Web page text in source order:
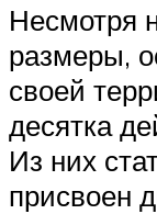
Несмотря
размеры,
своей
десятка
Из них
присвоен